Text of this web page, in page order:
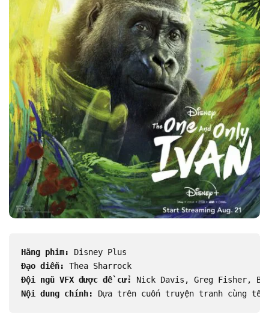
Hãng phim:
Disney Plus
Đạo diễn:
Thea Sharrock
Đội ngũ VFX được đề cử:
Nick Davis, Greg Fisher,
Nội dung chính:
Dựa trên cuốn truyện tranh cùng